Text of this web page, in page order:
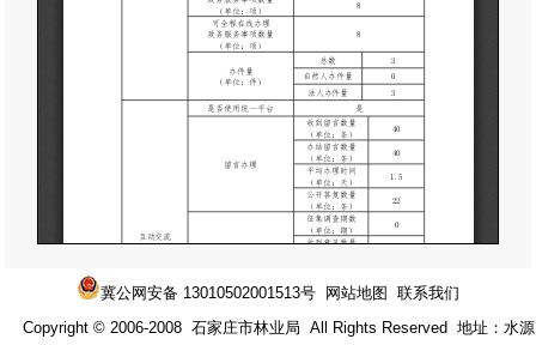
冀公网安备 13010502001513号 网站地图
联系我们
Copyright © 2006-2008 石家庄市林业局 All Rights Reserved 地址：水源